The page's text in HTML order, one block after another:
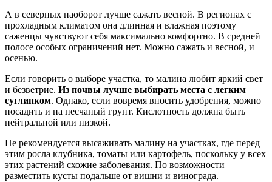
А в северных наоборот лучше сажать весной. В регионах с
прохладным климатом она длинная и влажная поэтому
саженцы чувствуют себя максимально комфортно. В средней
полосе особых ограничений нет. Можно сажать и весной, и
осенью.
Если говорить о выборе участка, то малина любит яркий свет
и безветрие. Из почвы лучше выбирать места с легким
суглинком. Однако, если вовремя вносить удобрения, можно
посадить и на песчаный грунт. Кислотность должна быть
нейтральной или низкой.
Не рекомендуется высаживать малину на участках, где перед
этим росла клубника, томаты или картофель, поскольку у всех
этих растений схожие заболевания. По возможности
разместить кусты подальше от вишни и винограда.